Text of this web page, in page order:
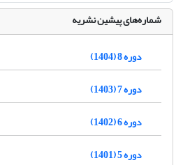
شماره‌های پیشین نشریه
دوره 8 (1404)
دوره 7 (1403)
دوره 6 (1402)
دوره 5 (1401)